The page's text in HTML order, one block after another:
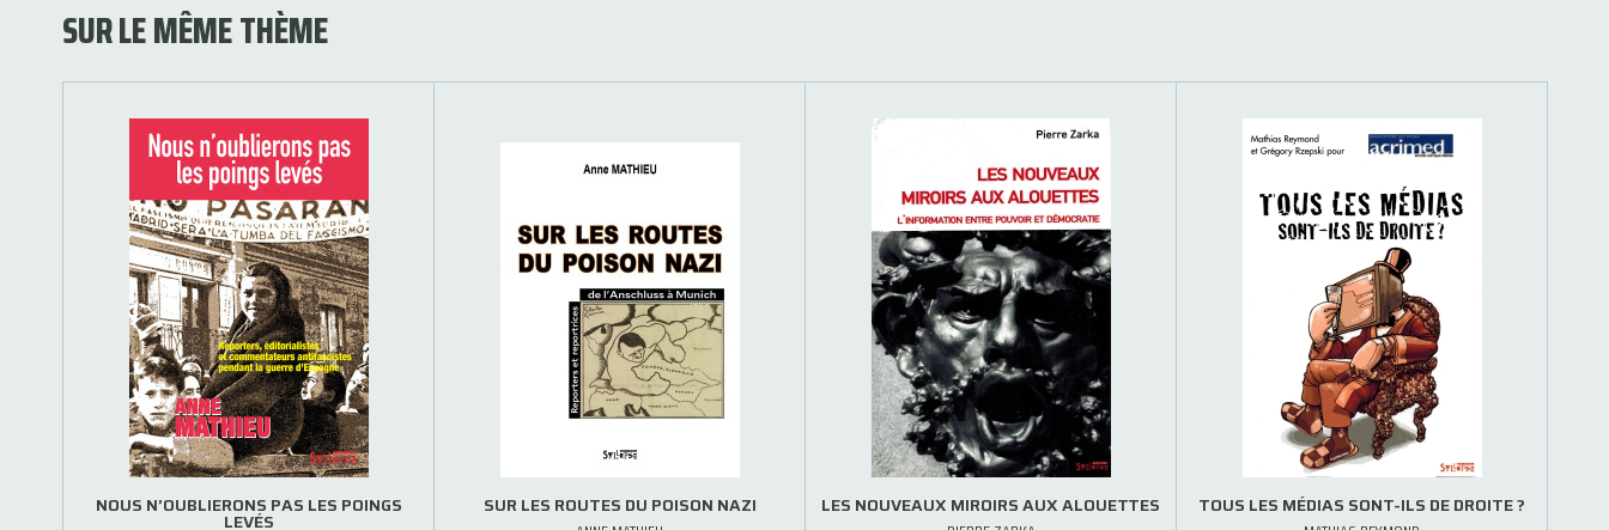
SUR LE MÊME THÈME
NOUS N’OUBLIERONS PAS LES POINGS
LEVÉS
SUR LES ROUTES DU POISON NAZI
LES NOUVEAUX MIROIRS AUX ALOUETTES
TOUS LES MÉDIAS SONT-ILS DE DROITE ?